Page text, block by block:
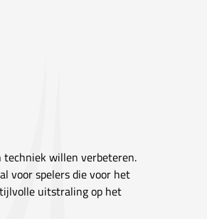
techniek willen verbeteren.
voor spelers die voor het
uitstraling op het